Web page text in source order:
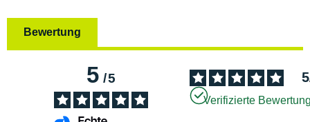
Bewertung
5/5 5
Verifizierte